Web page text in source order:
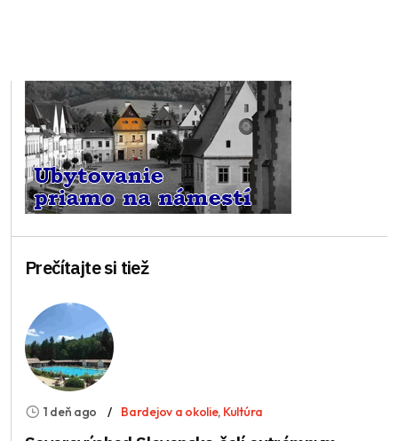
Prečítajte si tiež
1 deň ago Bardejov a okolie, Kultúra